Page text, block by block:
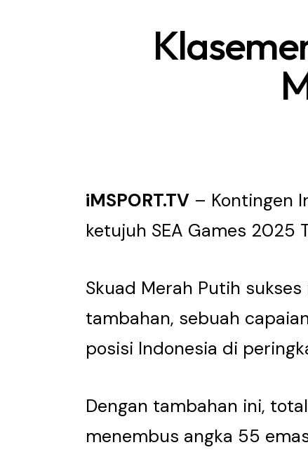
iMSPORT.TV – Kontingen
ketujuh SEA Games 2025
Skuad Merah Putih
tambahan, sebuah
posisi Indonesia di
Dengan tambahan ini,
menembus angka 55